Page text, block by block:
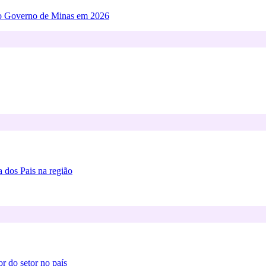
de Minas em 2026
dos Pais na região
do setor no país